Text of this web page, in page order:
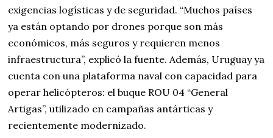
exigencias logísticas y de seguridad. “Muchos países
ya están optando por drones porque son más
económicos, más seguros y requieren menos
infraestructura”, explicó la fuente. Además, Uruguay ya
cuenta con una plataforma naval con capacidad para
operar helicópteros: el buque ROU 04 “General
Artigas”, utilizado en campañas antárticas y
recientemente modernizado.